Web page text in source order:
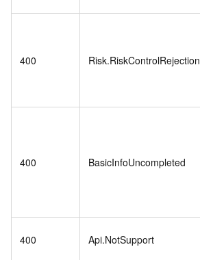
400 Risk.RiskControlRejection
400 BasicInfoUncompleted
400 Api.NotSupport